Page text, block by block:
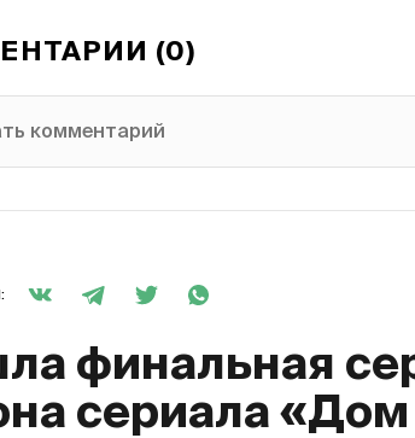
(0)
комментарий
финальная
сериала «Дом